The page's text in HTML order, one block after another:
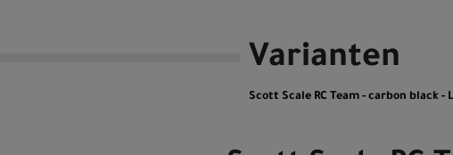
Varianten
Scott Scale RC Team - carbon black - L